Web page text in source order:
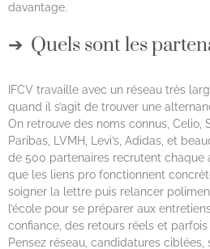
davantage.
Quels sont les
IFCV travaille avec un réseau très
quand il s’agit de trouver une
On retrouve des noms connus, Celio,
Paribas, LVMH, Levi’s, Adidas, et
de 500 partenaires recrutent chaque
que les liens pro fonctionnent
soigner la lettre puis relancer
l’école pour se préparer aux
confiance, des retours réels et
Pensez réseau, candidatures ciblées,